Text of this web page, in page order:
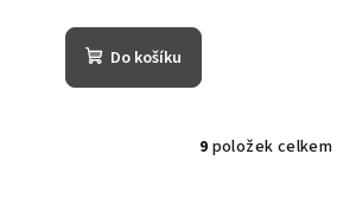
Do košíku
O
9 položek celkem